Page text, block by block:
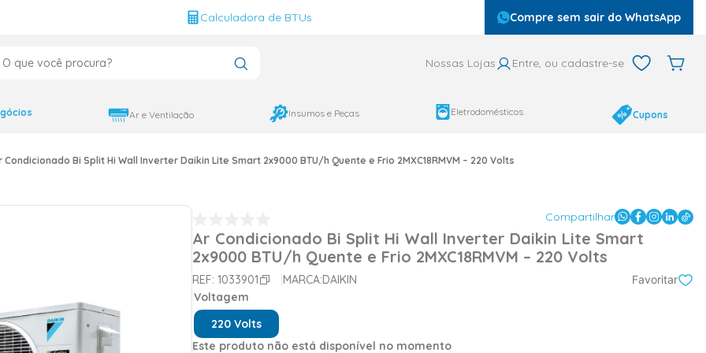
Calculadora de BTUs Compre sem sair do WhatsApp
Nossas Lojas Entre, ou cadastre-se
Ar e Ventilação Insumos e Peças Eletrodomésticos Cupons
Condicionado Bi Split Hi Wall Inverter Daikin Lite Smart 2x9000 BTU/h Quente e Frio 2MXC18RMVM – 220 Volts
Compartilhar
Ar Condicionado Bi Split Hi Wall Inverter Daikin Lite Smart
2x9000 BTU/h Quente e Frio 2MXC18RMVM – 220 Volts
REF: 1033901 MARCA:DAIKIN Favoritar
Voltagem
220 Volts
Este produto não está disponível no momento